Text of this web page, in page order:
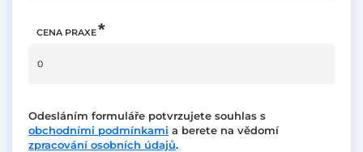
CENA PRAXE
Odesláním formuláře potvrzujete souhlas s
obchodními podmínkami a berete na vědomí
zpracování osobních údajů.